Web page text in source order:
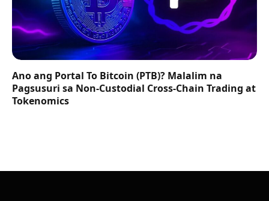
Ano ang Portal To Bitcoin (PTB)? Malalim na
Pagsusuri sa Non-Custodial Cross-Chain Trading at
Tokenomics